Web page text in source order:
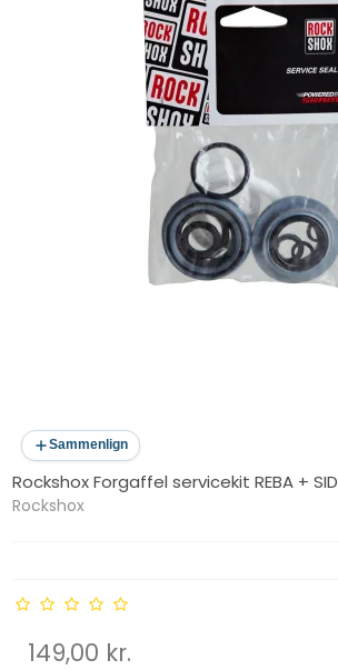
Sammenlign
Rockshox Forgaffel servicekit REBA + SID
Rockshox
149,00 kr.